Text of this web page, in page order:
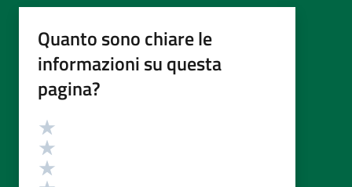
Quanto sono chiare le
informazioni su questa
pagina?
Valutazione